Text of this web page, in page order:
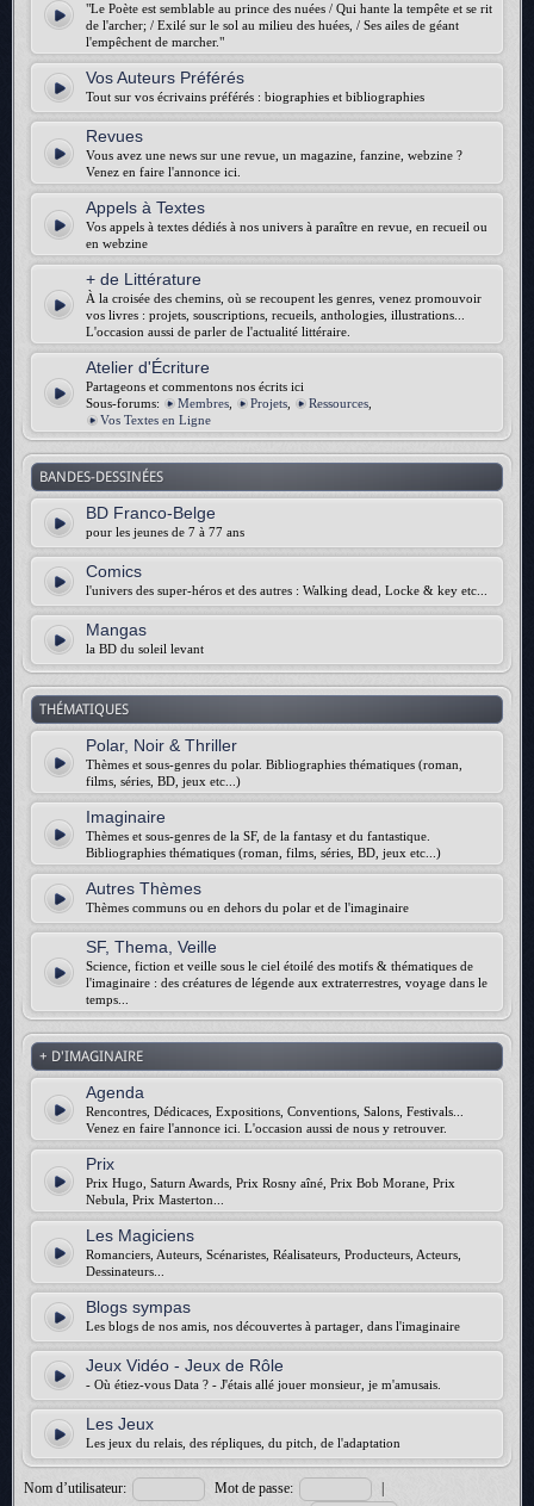
"Le Poète est semblable au prince des nuées / Qui hante la tempête et se rit
de l'archer; / Exilé sur le sol au milieu des huées, / Ses ailes de géant
l'empêchent de marcher."
Vos Auteurs Préférés
Tout sur vos écrivains préférés : biographies et bibliographies
Revues
Vous avez une news sur une revue, un magazine, fanzine, webzine ?
Venez en faire l'annonce ici.
Appels à Textes
Vos appels à textes dédiés à nos univers à paraître en revue, en recueil ou
en webzine
+ de Littérature
À la croisée des chemins, où se recoupent les genres, venez promouvoir
vos livres : projets, souscriptions, recueils, anthologies, illustrations...
L'occasion aussi de parler de l'actualité littéraire.
Atelier d'Écriture
Partageons et commentons nos écrits ici
Sous-forums:
Membres Projets Ressources
Vos Textes en Ligne
BANDES-DESSINÉES
BD Franco-Belge
pour les jeunes de 7 à 77 ans
Comics
l'univers des super-héros et des autres : Walking dead, Locke & key etc...
Mangas
la BD du soleil levant
THÉMATIQUES
Polar, Noir & Thriller
Thèmes et sous-genres du polar. Bibliographies thématiques (roman,
films, séries, BD, jeux etc...)
Imaginaire
Thèmes et sous-genres de la SF, de la fantasy et du fantastique.
Bibliographies thématiques (roman, films, séries, BD, jeux etc...)
Autres Thèmes
Thèmes communs ou en dehors du polar et de l'imaginaire
SF, Thema, Veille
Science, fiction et veille sous le ciel étoilé des motifs & thématiques de
l'imaginaire : des créatures de légende aux extraterrestres, voyage dans le
temps...
+ D'IMAGINAIRE
Agenda
Rencontres, Dédicaces, Expositions, Conventions, Salons, Festivals...
Venez en faire l'annonce ici. L'occasion aussi de nous y retrouver.
Prix
Prix Hugo, Saturn Awards, Prix Rosny aîné, Prix Bob Morane, Prix
Nebula, Prix Masterton...
Les Magiciens
Romanciers, Auteurs, Scénaristes, Réalisateurs, Producteurs, Acteurs,
Dessinateurs...
Blogs sympas
Les blogs de nos amis, nos découvertes à partager, dans l'imaginaire
Jeux Vidéo - Jeux de Rôle
- Où étiez-vous Data ? - J'étais allé jouer monsieur, je m'amusais.
Les Jeux
Les jeux du relais, des répliques, du pitch, de l'adaptation
Nom d’utilisateur: Mot de passe:
|